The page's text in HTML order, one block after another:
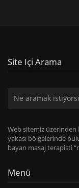
Site Içi Arama
Web sitemiz
yakası bölgelerinde
bayan masaj terapisti
Menü